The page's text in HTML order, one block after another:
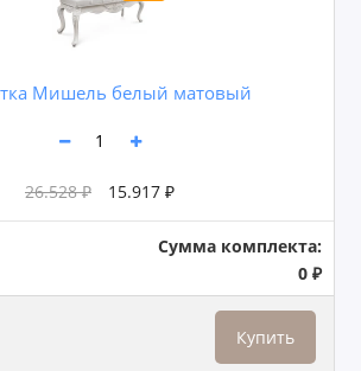
Мишель белый матовый
26.528 ₽ 15.917 ₽
Сумма комплекта:
0 ₽
Купить